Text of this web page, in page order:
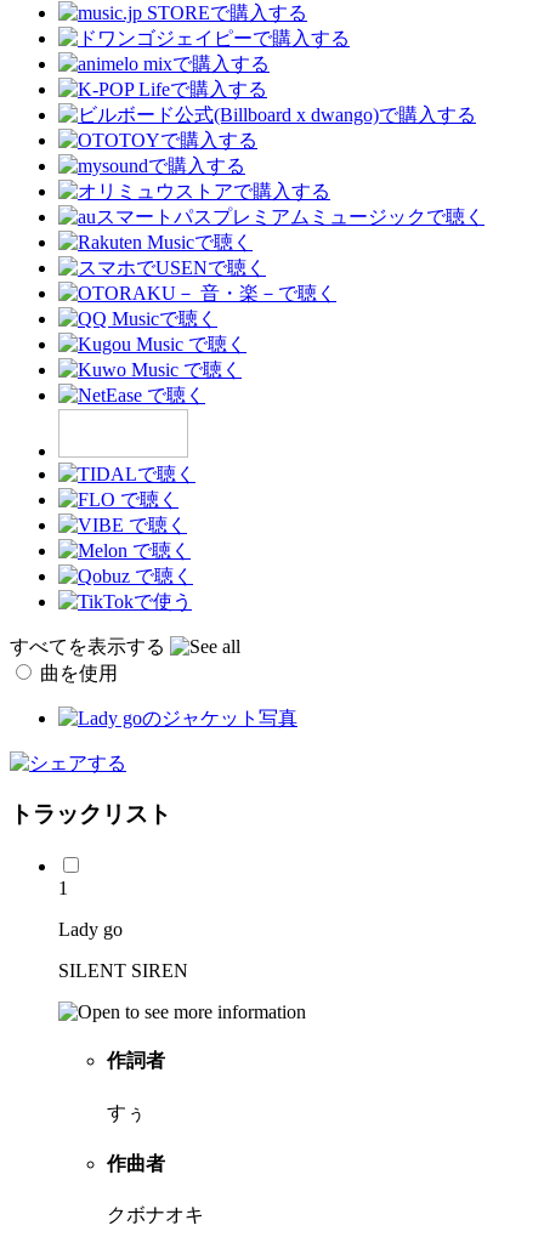
すべてを表示する
曲を使用
トラックリスト
1
Lady go
SILENT SIREN
作詞者
すぅ
作曲者
クボナオキ